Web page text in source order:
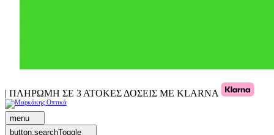
| ΠΛΗΡΩΜΗ ΣΕ 3 ΑΤΟΚΕΣ ΔΟΣΕΙΣ ΜΕ KLARNA
menu
button.searchToggle